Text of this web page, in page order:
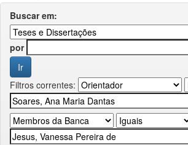
Buscar em:
por
Filtros correntes: